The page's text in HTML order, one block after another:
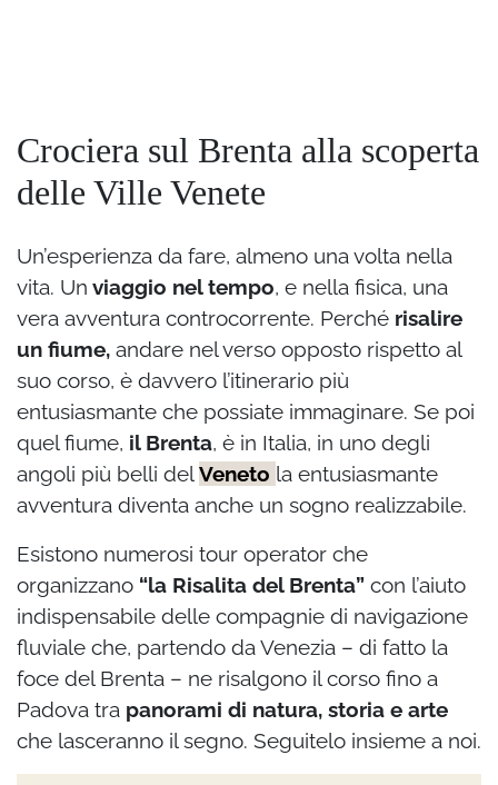
Crociera sul Brenta alla scoperta
delle Ville Venete
Un’esperienza da fare, almeno una volta nella
vita. Un viaggio nel tempo, e nella fisica, una
vera avventura controcorrente. Perché risalire
un fiume, andare nel verso opposto rispetto al
suo corso, è davvero l’itinerario più
entusiasmante che possiate immaginare. Se poi
quel fiume, il Brenta, è in Italia, in uno degli
angoli più belli delVeneto la entusiasmante
avventura diventa anche un sogno realizzabile.
Esistono numerosi tour operator che
organizzano “la Risalita del Brenta” con l’aiuto
indispensabile delle compagnie di navigazione
fluviale che, partendo da Venezia – di fatto la
foce del Brenta – ne risalgono il corso fino a
Padova tra panorami di natura, storia e arte
che lasceranno il segno. Seguitelo insieme a noi.